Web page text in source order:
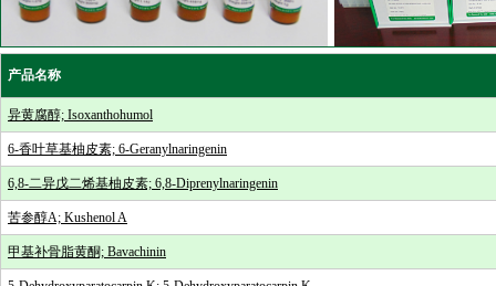
产品名称
异黄腐醇; Isoxanthohumol
6-香叶草基柚皮素; 6-Geranylnaringenin
6,8-二异戊二烯基柚皮素; 6,8-Diprenylnaringenin
苦参醇A; Kushenol A
甲基补骨脂黄酮; Bavachinin